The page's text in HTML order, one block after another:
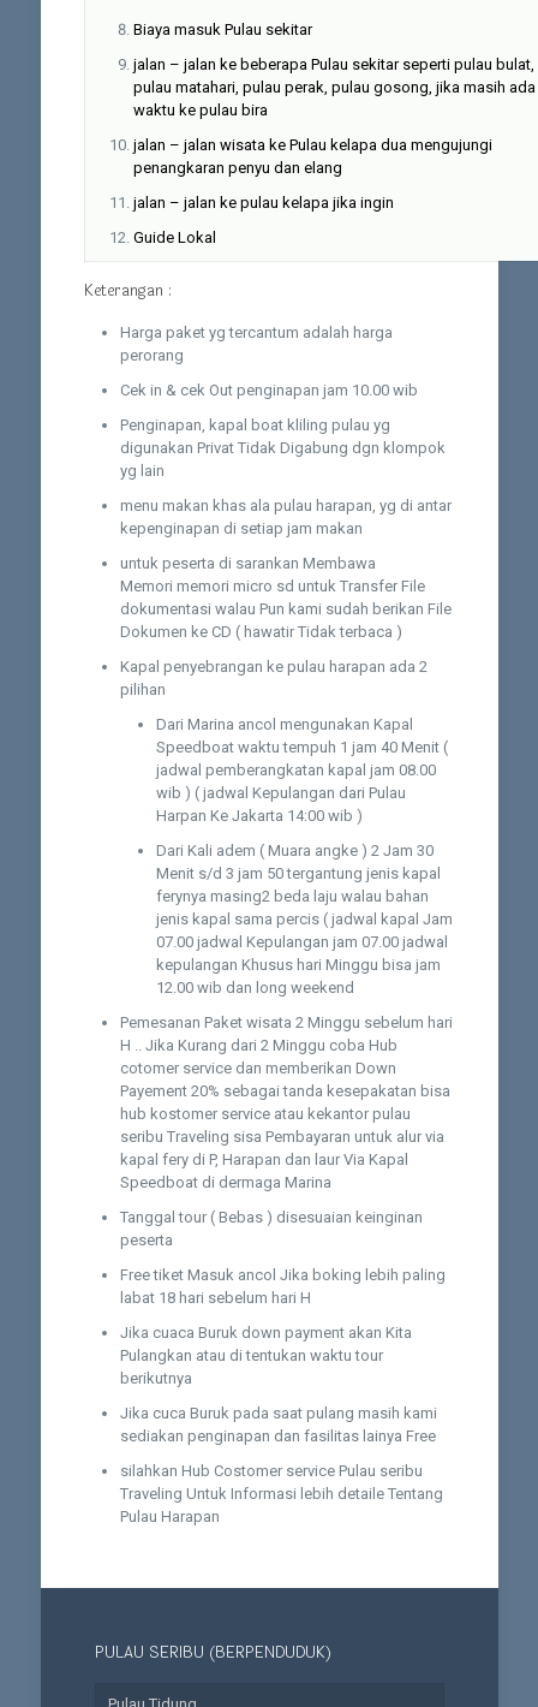
Biaya masuk Pulau sekitar
jalan – jalan ke beberapa Pulau sekitar seperti pulau bulat,
pulau matahari, pulau perak, pulau gosong, jika masih ada
waktu ke pulau bira
jalan – jalan wisata ke Pulau kelapa dua mengujungi
penangkaran penyu dan elang
jalan – jalan ke pulau kelapa jika ingin
Guide Lokal
Keterangan :
Harga paket yg tercantum adalah harga
perorang
Cek in & cek Out penginapan jam 10.00 wib
Penginapan, kapal boat kliling pulau yg
digunakan Privat Tidak Digabung dgn klompok
yg lain
menu makan khas ala pulau harapan, yg di antar
kepenginapan di setiap jam makan
untuk peserta di sarankan Membawa
Memori memori micro sd untuk Transfer File
dokumentasi walau Pun kami sudah berikan File
Dokumen ke CD ( hawatir Tidak terbaca )
Kapal penyebrangan ke pulau harapan ada 2
pilihan
Dari Marina ancol mengunakan Kapal
Speedboat waktu tempuh 1 jam 40 Menit (
jadwal pemberangkatan kapal jam 08.00
wib ) ( jadwal Kepulangan dari Pulau
Harpan Ke Jakarta 14:00 wib )
Dari Kali adem ( Muara angke ) 2 Jam 30
Menit s/d 3 jam 50 tergantung jenis kapal
ferynya masing2 beda laju walau bahan
jenis kapal sama percis ( jadwal kapal Jam
07.00 jadwal Kepulangan jam 07.00 jadwal
kepulangan Khusus hari Minggu bisa jam
12.00 wib dan long weekend
Pemesanan Paket wisata 2 Minggu sebelum hari
H .. Jika Kurang dari 2 Minggu coba Hub
cotomer service dan memberikan Down
Payement 20% sebagai tanda kesepakatan bisa
hub kostomer service atau kekantor pulau
seribu Traveling sisa Pembayaran untuk alur via
kapal fery di P, Harapan dan laur Via Kapal
Speedboat di dermaga Marina
Tanggal tour ( Bebas ) disesuaian keinginan
peserta
Free tiket Masuk ancol Jika boking lebih paling
labat 18 hari sebelum hari H
Jika cuaca Buruk down payment akan Kita
Pulangkan atau di tentukan waktu tour
berikutnya
Jika cuca Buruk pada saat pulang masih kami
sediakan penginapan dan fasilitas lainya Free
silahkan Hub Costomer service Pulau seribu
Traveling Untuk Informasi lebih detaile Tentang
Pulau Harapan
PULAU SERIBU (BERPENDUDUK)